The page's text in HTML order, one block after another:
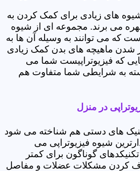
های زیادی برای کمک کردن به
می برند. مجموعه ای از شیوه
که می توانند به وسیله آن ها به
شدن ماهیچه های بدن کمک زیادی
که فیزیوتراپیست شما می
به شرایطی شما متفاوت هم
در منزل
های دستی هم شناخته می شود
شیوه فیزیوتراپی می
گوناگون برای کمتر
کردن مشکلات عضلات و مفاصل